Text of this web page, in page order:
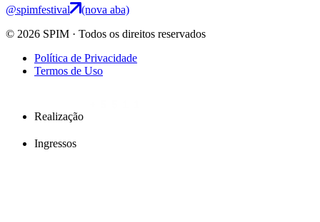
@spimfestival
(nova aba)
© 2026 SPIM · Todos os direitos reservados
Política de Privacidade
Termos de Uso
Realização
Ingressos